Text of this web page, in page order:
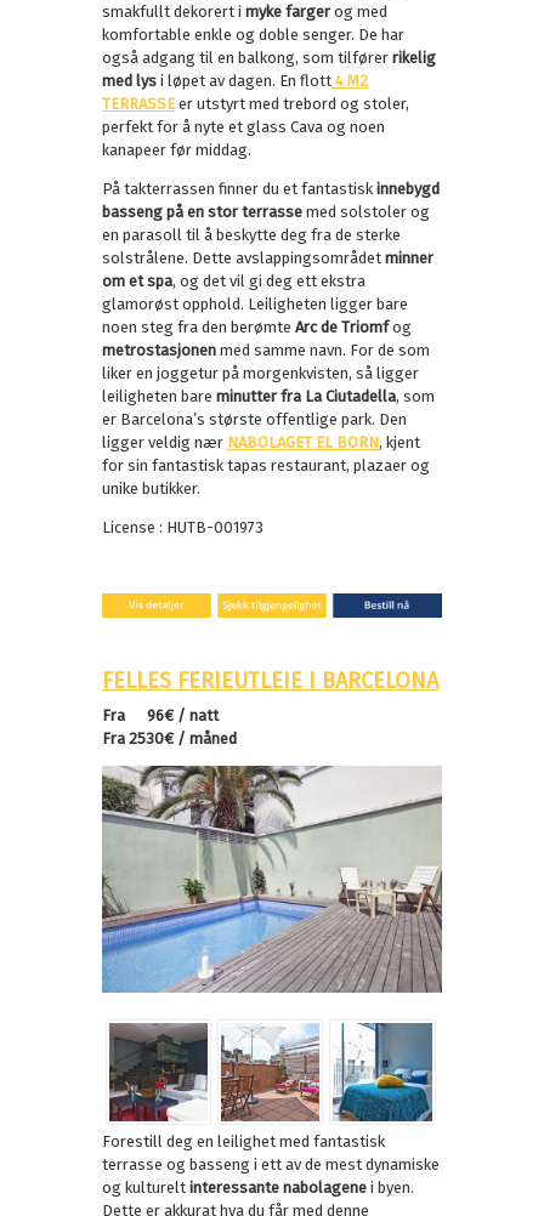
smakfullt dekorert i myke farger og med
komfortable enkle og doble senger. De har
også adgang til en balkong, som tilfører rikelig
med lys i løpet av dagen. En flott 4 M2
TERRASSEer utstyrt med trebord og stoler,
perfekt for å nyte et glass Cava og noen
kanapeer før middag.
På takterrassen finner du et fantastisk innebygd
basseng på en stor terrasse med solstoler og
en parasoll til å beskytte deg fra de sterke
solstrålene. Dette avslappingsområdet minner
om et spa, og det vil gi deg ett ekstra
glamorøst opphold. Leiligheten ligger bare
noen steg fra den berømte Arc de Triomfog
metrostasjonen med samme navn. For de som
liker en joggetur på morgenkvisten, så ligger
leiligheten bare minutter fra La Ciutadella, som
er Barcelona’s største offentlige park. Den
ligger veldig nær NABOLAGET EL BORN, kjent
for sin fantastisk tapas restaurant, plazaer og
unike butikker.
License : HUTB-001973
FELLES FERIEUTLEIE I BARCELONA
Fra 96€ / natt
Fra 2530€ / måned
Forestill deg en leilighet med fantastisk
terrasse og basseng i ett av de mest dynamiske
og kulturelt interessante nabolagene i byen.
Dette er akkurat hva du får med denne